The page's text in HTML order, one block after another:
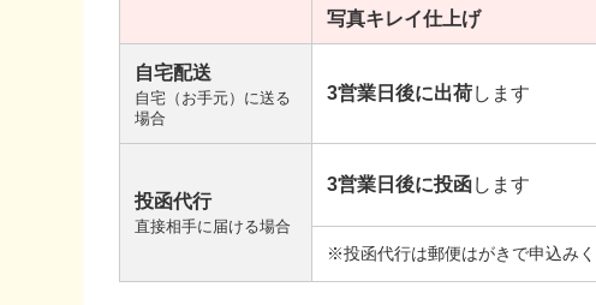
写真キレイ仕上げ
自宅配送
自宅（お手元）に送る
場合
3営業日後に出荷します
投函代行
直接相手に届ける場合
3営業日後に投函します
※投函代行は郵便はがきで申込み